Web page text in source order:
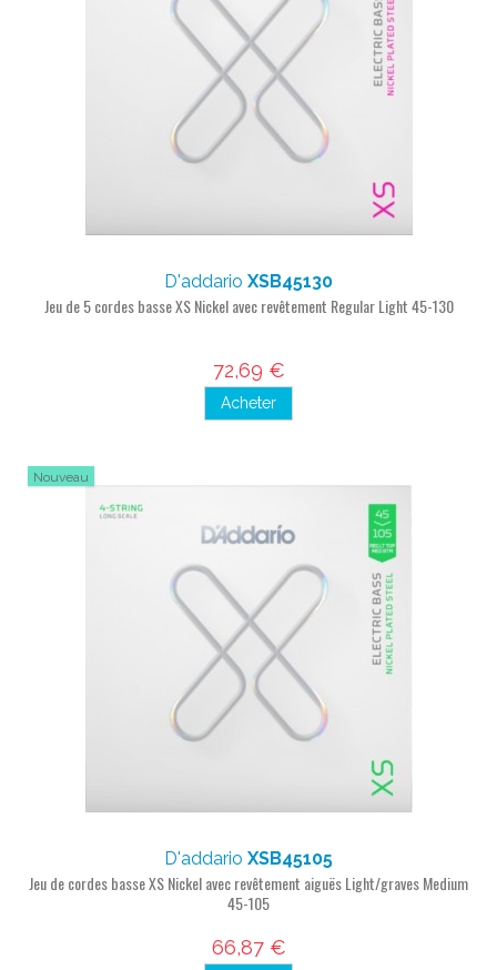
D'addario XSB45130
Jeu de 5 cordes basse XS Nickel avec revêtement Regular Light 45-130
72,69 €
Acheter
Nouveau
D'addario XSB45105
Jeu de cordes basse XS Nickel avec revêtement aiguës Light/graves Medium
45-105
66,87 €